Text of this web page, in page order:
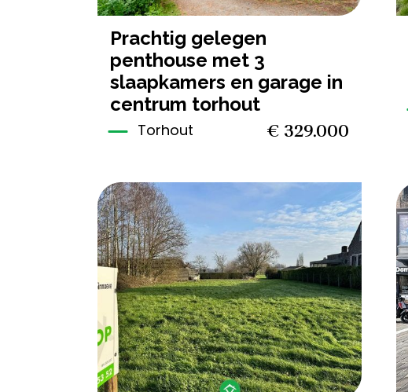
prachtig gelegen
penthouse met 3
slaapkamers en garage in
centrum torhout
Torhout € 329.000
809 m²